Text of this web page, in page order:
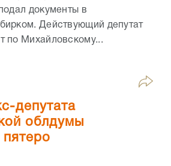
документы в
Действующий депутат
по Михайловскому...
депутата
облдумы